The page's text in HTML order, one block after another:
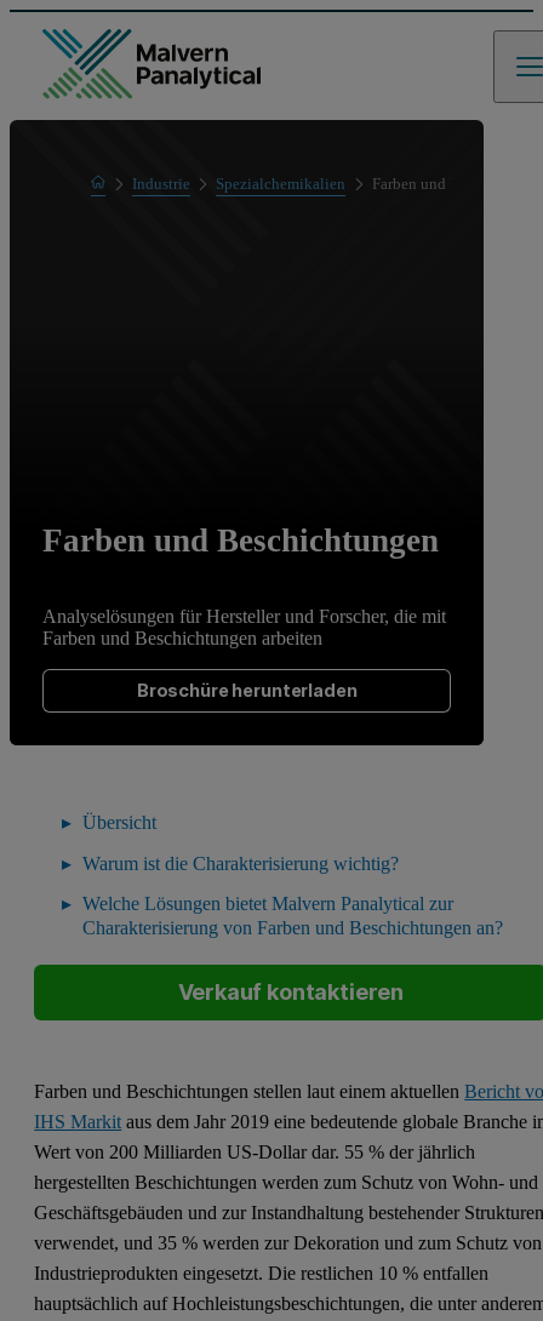
HomeIndustrie Spezialchemikalien Farben und
Farben und Beschichtungen
Analyselösungen für Hersteller und Forscher, die mit
Farben und Beschichtungen arbeiten
Broschüre herunterladen
Übersicht
Warum ist die Charakterisierung wichtig?
Welche Lösungen bietet Malvern Panalytical zur
Charakterisierung von Farben und Beschichtungen an?
Verkauf kontaktieren
Farben und Beschichtungen stellen laut einem aktuellenBericht
IHS Markit aus dem Jahr 2019 eine bedeutende globale Branche
Wert von 200 Milliarden US-Dollar dar. 55 % der jährlich
hergestellten Beschichtungen werden zum Schutz von Wohn- und
Geschäftsgebäuden und zur Instandhaltung bestehender
verwendet, und 35 % werden zur Dekoration und zum Schutz von
Industrieprodukten eingesetzt. Die restlichen 10 % entfallen
hauptsächlich auf Hochleistungsbeschichtungen, die unter